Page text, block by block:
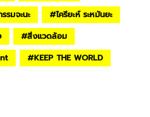
รมจะนะ #ไครียะห์ ระหมันยะ
#สิ่งแวดล้อม
#KEEP THE WORLD